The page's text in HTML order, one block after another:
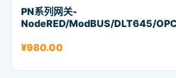
PN系列网关-
NodeRED/ModBUS/DLT645/
¥980.00